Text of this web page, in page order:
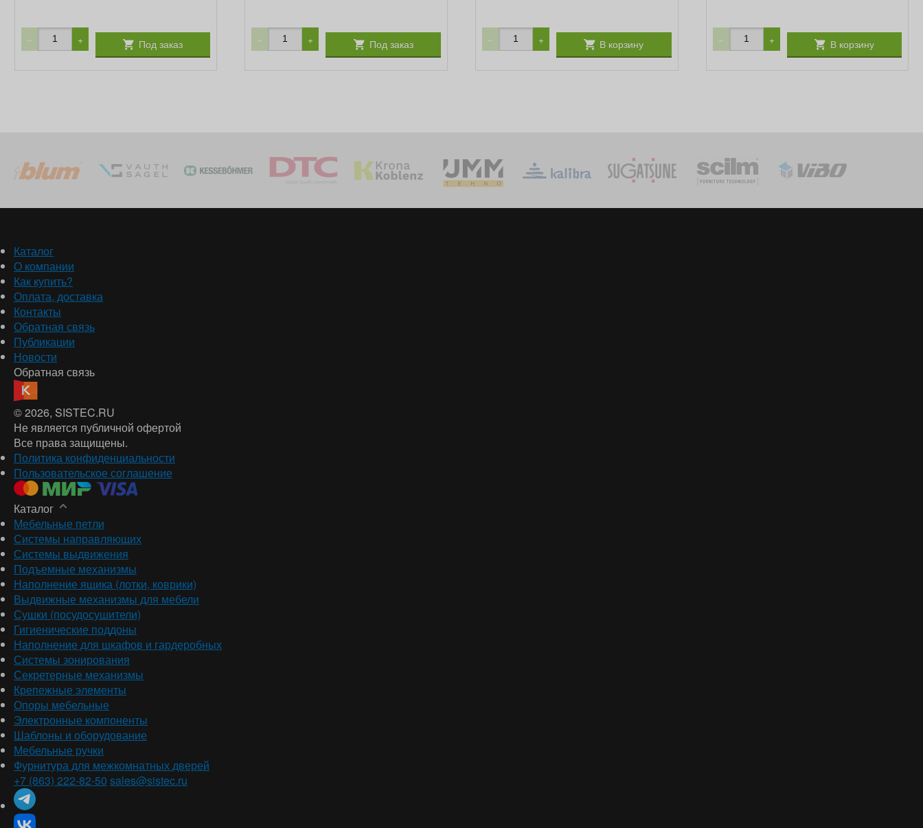
− + Под заказ − + Под заказ − + В корзину − + В корзину
Каталог
О компании
Как купить?
Оплата, доставка
Контакты
Обратная связь
Публикации
Новости
Обратная связь
© 2026, SISTEC.RU
Не является публичной офертой
Все права защищены.
Политика конфиденциальности
Пользовательское соглашение
Каталог
Мебельные петли
Системы направляющих
Системы выдвижения
Подъемные механизмы
Наполнение ящика (лотки, коврики)
Выдвижные механизмы для мебели
Сушки (посудосушители)
Гигиенические поддоны
Наполнение для шкафов и гардеробных
Системы зонирования
Секретерные механизмы
Крепежные элементы
Опоры мебельные
Электронные компоненты
Шаблоны и оборудование
Мебельные ручки
Фурнитура для межкомнатных дверей
+7 (863) 222-82-50 sales@sistec.ru